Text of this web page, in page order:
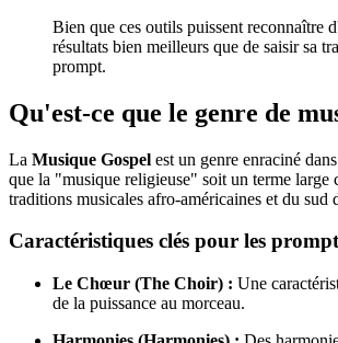
Bien que ces outils puissent reconnaître
résultats bien meilleurs que de saisir sa
prompt.
Qu'est-ce que le genre de
La Musique Gospel est un genre enraciné
que la "musique religieuse" soit un terme large
traditions musicales afro-américaines et du sud
Caractéristiques clés pour les
Le Chœur (The Choir) : Une
de la puissance au morceau.